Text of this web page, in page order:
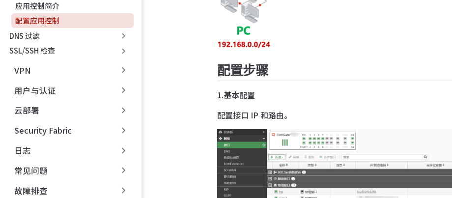
应用控制简介
配置应用控制
DNS 过滤
SSL/SSH 检查
VPN
用户与认证
云部署
Security Fabric
日志
常见问题
故障排查
配置步骤
1.基本配置
配置接口 IP 和路由。